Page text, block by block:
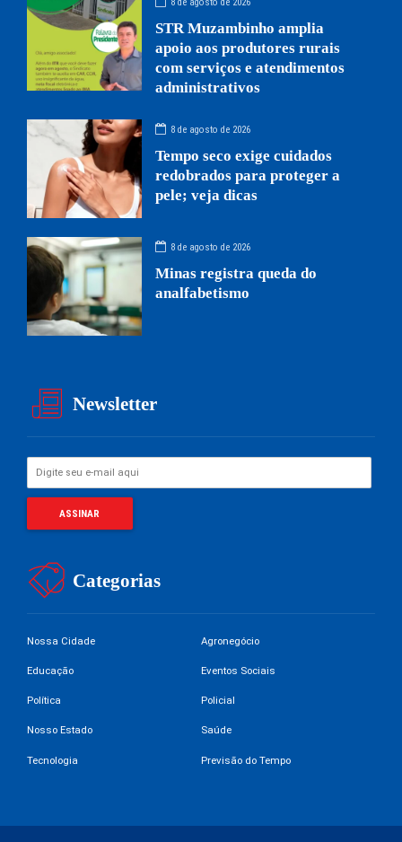
STR Muzambinho amplia
apoio aos produtores rurais
com serviços e atendimentos
administrativos
8 de agosto de 2026
Tempo seco exige cuidados
redobrados para proteger a
pele; veja dicas
8 de agosto de 2026
Minas registra queda do
analfabetismo
Newsletter
Categorias
Nossa Cidade Agronegócio
Educação Eventos Sociais
Política Policial
Nosso Estado Saúde
Tecnologia Previsão do Tempo